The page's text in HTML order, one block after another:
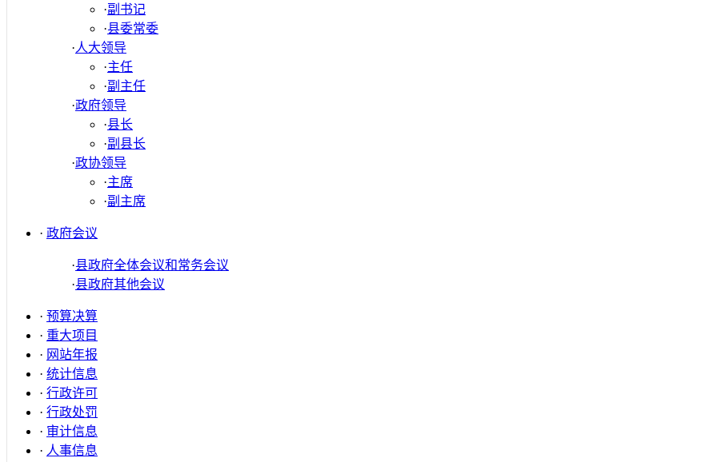
·副书记
·县委常委
·人大领导
·主任
·副主任
·政府领导
·县长
·副县长
·政协领导
·主席
·副主席
· 政府会议
·县政府全体会议和常务会议
·县政府其他会议
· 预算决算
· 重大项目
· 网站年报
· 统计信息
· 行政许可
· 行政处罚
· 审计信息
· 人事信息